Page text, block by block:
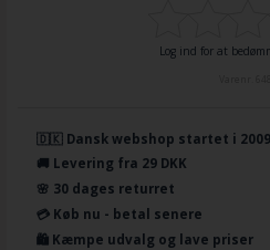
Log ind for at
🇩🇰 Dansk webshop startet i 2009
🚚 Levering fra 29 DKK
🌸 30 dages returret
💳 Køb nu - betal senere
🛍️ Kæmpe udvalg og lave priser